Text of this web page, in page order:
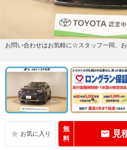
お問い合わせはお気軽に☆スタッフ一同、お
無
料
見